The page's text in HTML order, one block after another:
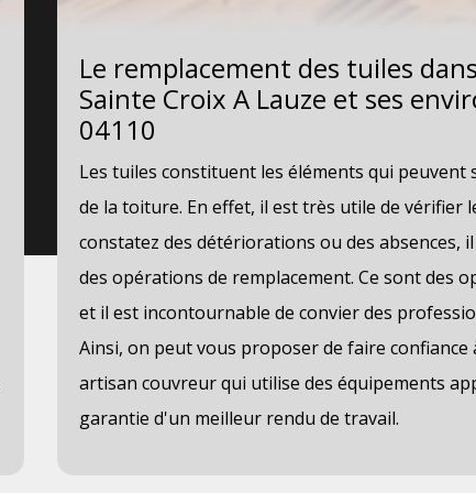
Le remplacement des tuiles
Sainte Croix A Lauze et ses
04110
Les tuiles constituent les éléments qui peuvent
de la toiture. En effet, il est très utile de vérifier
constatez des détériorations ou des absences,
des opérations de remplacement. Ce sont des
et il est incontournable de convier des
Ainsi, on peut vous proposer de faire confiance
artisan couvreur qui utilise des équipements
garantie d'un meilleur rendu de travail.